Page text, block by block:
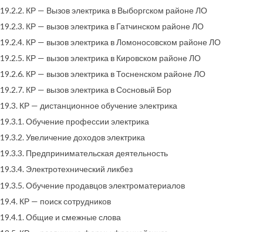
19.2.2. КР — Вызов электрика в Выборгском районе ЛО
19.2.3. КР — вызов электрика в Гатчинском районе ЛО
19.2.4. КР — вызов электрика в Ломоносовском районе ЛО
19.2.5. КР — вызов электрика в Кировском районе ЛО
19.2.6. КР — вызов электрика в Тосненском районе ЛО
19.2.7. КР — вызов электрика в Сосновый Бор
19.3. КР — дистанционное обучение электрика
19.3.1. Обучение профессии электрика
19.3.2. Увеличение доходов электрика
19.3.3. Предпринимательская деятельность
19.3.4. Электротехнический ликбез
19.3.5. Обучение продавцов электроматериалов
19.4. КР — поиск сотрудников
19.4.1. Общие и смежные слова